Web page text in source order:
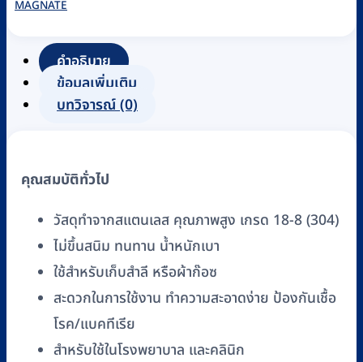
ลี
แตน
เลส
MAGNATE
สำลี
(Dressing
Jar/Cotton
Container)
ชิ้น
MAGNATE
คำอธิบาย
ข้อมูลเพิ่มเติม
บทวิจารณ์ (0)
คุณสมบัติทั่วไป
วัสดุทำจากสแตนเลส คุณภาพสูง เกรด 18-8 (304)
ไม่ขึ้นสนิม ทนทาน น้ำหนักเบา
ใช้สำหรับเก็บสำลี หรือผ้าก๊อซ
สะดวกในการใช้งาน ทำความสะอาดง่าย ป้องกันเชื้อ
โรค/แบคทีเรีย
สำหรับใช้ในโรงพยาบาล และคลินิก